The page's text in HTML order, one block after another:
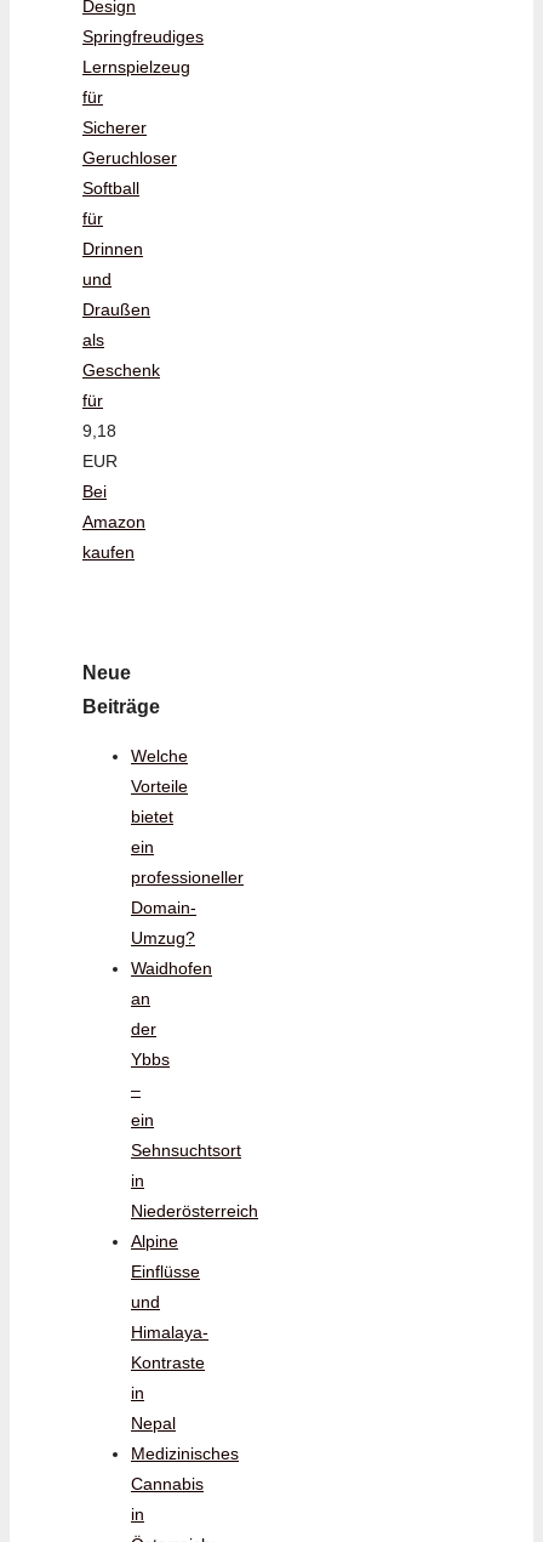
Design
Springfreudiges
Lernspielzeug
für
Sicherer
Geruchloser
Softball
für
Drinnen
und
Draußen
als
Geschenk
für
9,18
EUR
Bei
Amazon
kaufen
Neue
Beiträge
Welche
Vorteile
bietet
ein
professioneller
Domain-
Umzug?
Waidhofen
an
der
Ybbs
–
ein
Sehnsuchtsort
in
Niederösterreich
Alpine
Einflüsse
und
Himalaya-
Kontraste
in
Nepal
Medizinisches
Cannabis
in